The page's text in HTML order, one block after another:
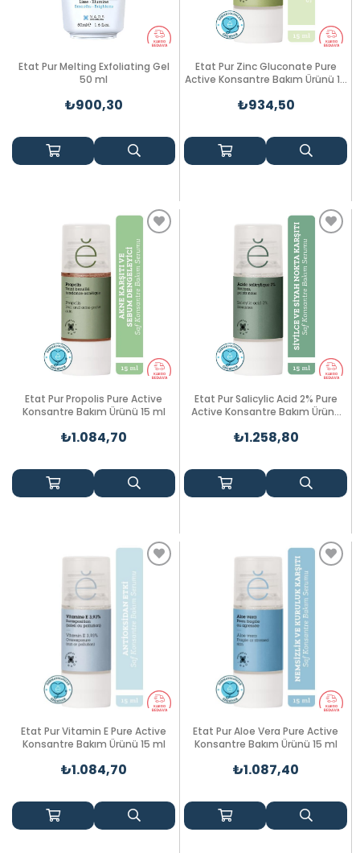
Etat Pur Melting Exfoliating Gel
50 ml
₺900,30
Etat Pur Zinc Gluconate Pure
Active Konsantre Bakım Ürünü 15
₺934,50
Etat Pur Propolis Pure Active
Konsantre Bakım Ürünü 15 ml
₺1.084,70
Etat Pur Salicylic Acid 2% Pure
Active Konsantre Bakım Ürünü
₺1.258,80
Etat Pur Vitamin E Pure Active
Konsantre Bakım Ürünü 15 ml
₺1.084,70
Etat Pur Aloe Vera Pure Active
Konsantre Bakım Ürünü 15 ml
₺1.087,40